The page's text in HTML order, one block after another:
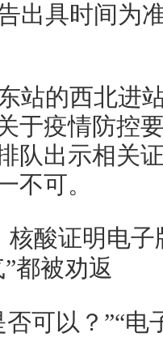
出具时间为
站的西北进
于疫情防控
队出示相关
不可。
可以？”“